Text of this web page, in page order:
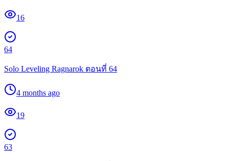
16
64
Solo Leveling Ragnarok ตอนที่ 64
4 months ago
19
63